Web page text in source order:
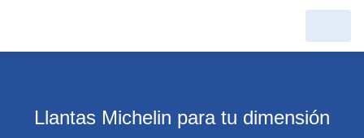
Llantas Michelin para tu dimensión